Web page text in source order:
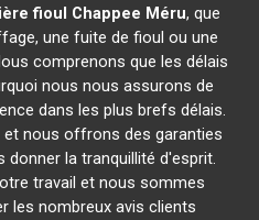
fioul Chappee Méru, que
une fuite de fioul ou une
comprenons que les délais
nous nous assurons de
dans les plus brefs délais.
nous offrons des garanties
la tranquillité d'esprit.
travail et nous sommes
les nombreux avis clients